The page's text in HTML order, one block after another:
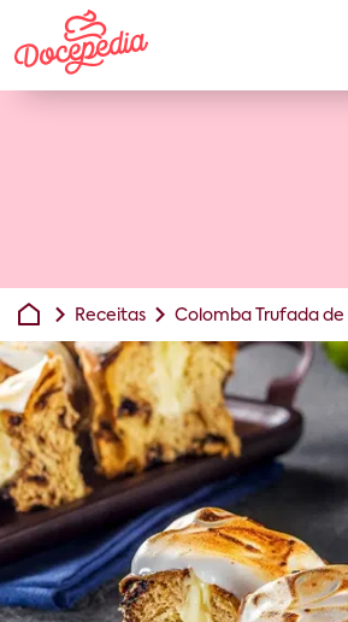
Receitas Colomba Trufada